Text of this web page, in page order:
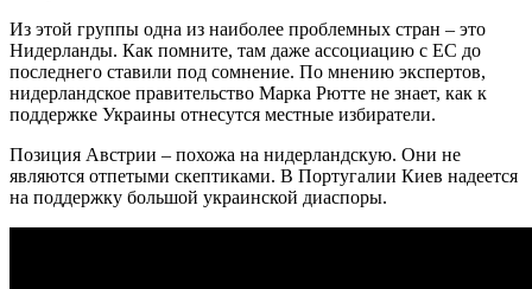
Из этой группы одна из наиболее проблемных стран – это
Нидерланды. Как помните, там даже ассоциацию с ЕС до
последнего ставили под сомнение. По мнению экспертов,
нидерландское правительство Марка Рютте не знает, как к
поддержке Украины отнесутся местные избиратели.
Позиция Австрии – похожа на нидерландскую. Они не
являются отпетыми скептиками. В Португалии Киев надеется
на поддержку большой украинской диаспоры.